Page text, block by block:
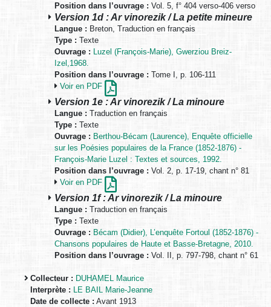
Position dans l’ouvrage : Vol. 5, f° 404 verso-406 verso
Version 1d : Ar vinorezik / La petite mineure
Langue : Breton, Traduction en français
Type : Texte
Ouvrage : Luzel (François-Marie), Gwerziou Breiz-
Izel,1968.
Position dans l’ouvrage : Tome I, p. 106-111
Voir en PDF
Version 1e : Ar vinorezik / La minoure
Langue : Traduction en français
Type : Texte
Ouvrage : Berthou-Bécam (Laurence), Enquête officielle
sur les Poésies populaires de la France (1852-1876) -
François-Marie Luzel : Textes et sources, 1992.
Position dans l’ouvrage : Vol. 2, p. 17-19, chant n° 81
Voir en PDF
Version 1f : Ar vinorezik / La minoure
Langue : Traduction en français
Type : Texte
Ouvrage : Bécam (Didier), L’enquête Fortoul (1852-1876) -
Chansons populaires de Haute et Basse-Bretagne, 2010.
Position dans l’ouvrage : Vol. II, p. 797-798, chant n° 61
Collecteur : DUHAMEL Maurice
Interprète : LE BAIL Marie-Jeanne
Date de collecte : Avant 1913